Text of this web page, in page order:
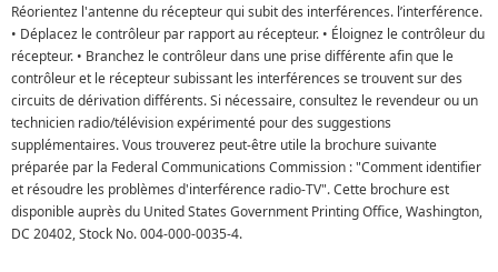
Réorientez l'antenne du récepteur qui subit des interférences. l’interférence.
• Déplacez le contrôleur par rapport au récepteur. • Éloignez le contrôleur du
récepteur. • Branchez le contrôleur dans une prise différente afin que le
contrôleur et le récepteur subissant les interférences se trouvent sur des
circuits de dérivation différents. Si nécessaire, consultez le revendeur ou un
technicien radio/télévision expérimenté pour des suggestions
supplémentaires. Vous trouverez peut-être utile la brochure suivante
préparée par la Federal Communications Commission : "Comment identifier
et résoudre les problèmes d'interférence radio-TV". Cette brochure est
disponible auprès du United States Government Printing Office, Washington,
DC 20402, Stock No. 004-000-0035-4.